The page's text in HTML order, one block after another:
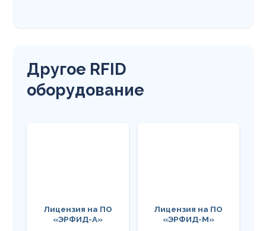
Другое RFID
оборудование
Лицензия на ПО
«ЭРФИД-А»
Лицензия на ПО
«ЭРФИД-М»